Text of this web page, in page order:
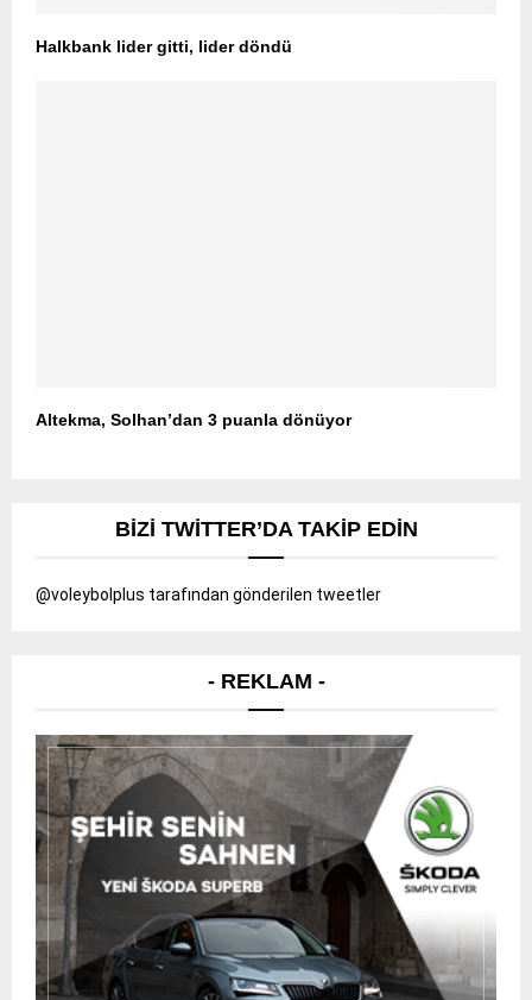
Halkbank lider gitti, lider döndü
Altekma, Solhan’dan 3 puanla dönüyor
BIZI TWITTER’DA TAKIP EDIN
@voleybolplus tarafından gönderilen tweetler
- REKLAM -